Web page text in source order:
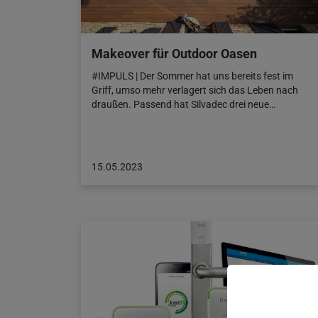
Makeover für Outdoor Oasen
#IMPULS | Der Sommer hat uns bereits fest im
Griff, umso mehr verlagert sich das Leben nach
draußen. Passend hat Silvadec drei neue…
Beitrag
15.05.2023